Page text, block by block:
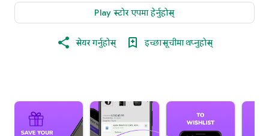
Play स्टोर एपमा हेर्नुहोस्
सेयर गर्नुहोस् इच्छासूचीमा थप्नुहोस्